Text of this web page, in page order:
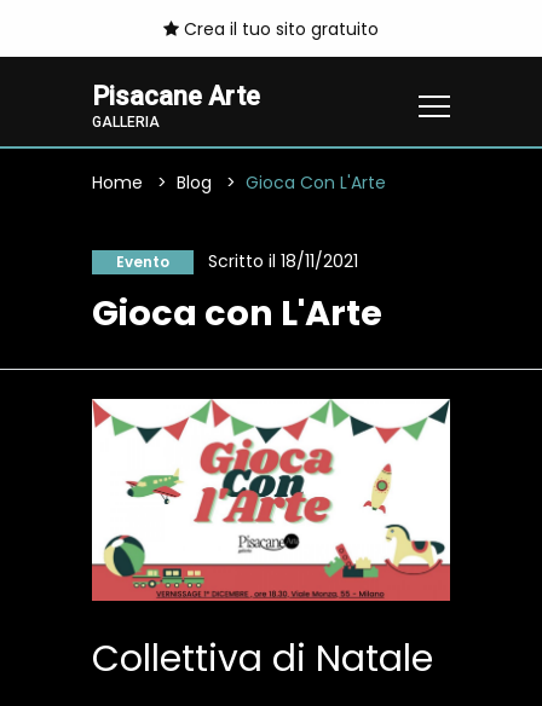
Crea il tuo sito gratuito
Pisacane Arte
GALLERIA
Home Blog Gioca Con L'Arte
Evento Scritto il 18/11/2021
Gioca con L'Arte
Collettiva di Natale